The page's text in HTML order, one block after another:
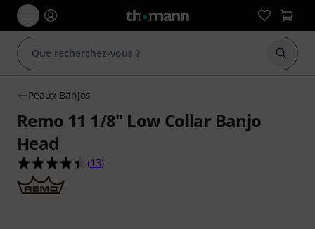
Peaux Banjos
Remo 11 1/8" Low Collar Banjo
Head
4.4 étoiles sur 5 d'après 13 évaluations clients
(13)